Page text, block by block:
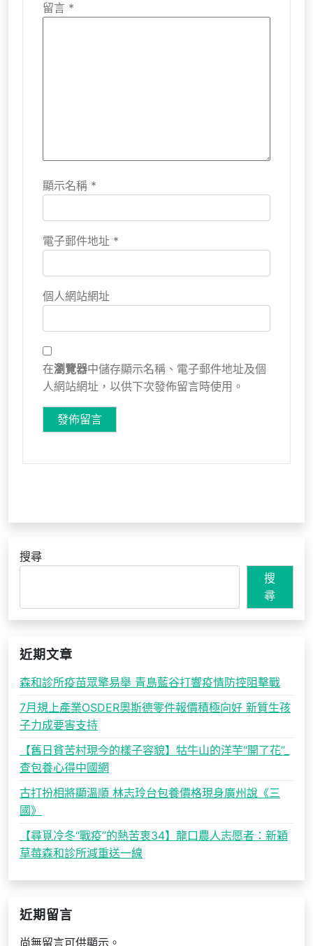
留言 *
顯示名稱 *
電子郵件地址 *
個人網站網址
在瀏覽器中儲存顯示名稱、電子郵件地址及個
人網站網址，以供下次發佈留言時使用。
搜尋
搜
尋
近期文章
森和診所疫苗眾擎易舉 青島藍谷打響疫情防控阻擊戰
7月規上產業OSDER奧斯德零件報價積極向好 新質生孩
子力成要害支持
【舊日貧苦村現今的樣子容貌】牯牛山的洋芋“開了花”_
查包養心得中國網
古打扮相將顯溫順 林志玲台包養價格現身廣州說《三
國》
【尋覓冷冬“戰疫”的熱苦衷34】龍口農人志愿者：新穎
草莓森和診所減重送一線
近期留言
尚無留言可供顯示。